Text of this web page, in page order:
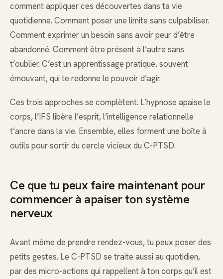
comment appliquer ces découvertes dans ta vie
quotidienne. Comment poser une limite sans culpabiliser.
Comment exprimer un besoin sans avoir peur d’être
abandonné. Comment être présent à l’autre sans
t’oublier. C’est un apprentissage pratique, souvent
émouvant, qui te redonne le pouvoir d’agir.
Ces trois approches se complètent. L’hypnose apaise le
corps, l’IFS libère l’esprit, l’intelligence relationnelle
t’ancre dans la vie. Ensemble, elles forment une boîte à
outils pour sortir du cercle vicieux du C-PTSD.
Ce que tu peux faire maintenant pour
commencer à apaiser ton système
nerveux
Avant même de prendre rendez-vous, tu peux poser des
petits gestes. Le C-PTSD se traite aussi au quotidien,
par des micro-actions qui rappellent à ton corps qu’il est